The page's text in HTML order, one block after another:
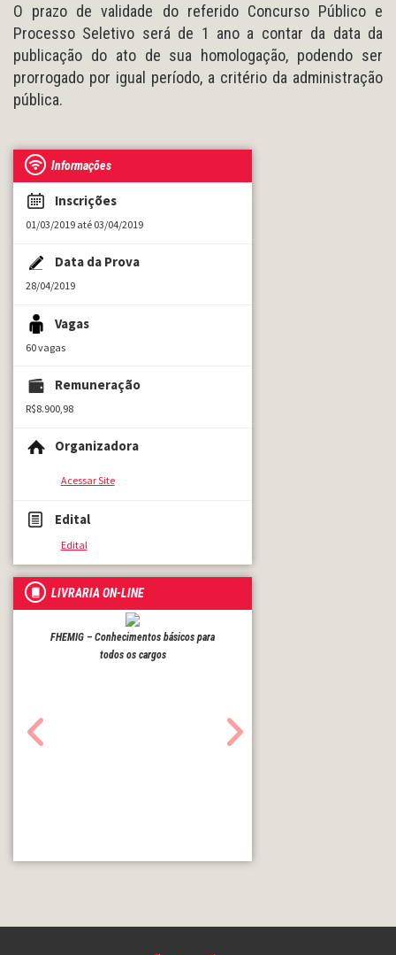
O prazo de validade do referido Concurso Público e
Processo Seletivo será de 1 ano a contar da data da
publicação do ato de sua homologação, podendo ser
prorrogado por igual período, a critério da administração
pública.
Informações
Inscrições
01/03/2019 até 03/04/2019
Data da Prova
28/04/2019
Vagas
60 vagas
Remuneração
R$8.900,98
Organizadora
Acessar Site
Edital
Edital
LIVRARIA ON-LINE
FHEMIG – Conhecimentos básicos para
todos os cargos